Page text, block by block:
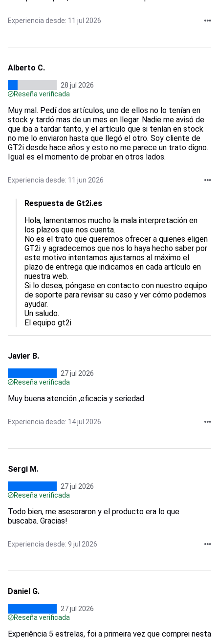
Experiencia desde: 11 jul 2026
Alberto C.
28 jul 2026
Reseña verificada
Muy mal. Pedí dos artículos, uno de ellos no lo tenían en
stock y tardó mas de un mes en llegar. Nadie me avisó de
que iba a tardar tanto, y el artículo que si tenían en stock
no me lo enviaron hasta que llegó el otro. Soy cliente de
GT2i desde hace años y esto no me parece un trato digno.
Igual es el momento de probar en otros lados.
Experiencia desde: 11 jun 2026
Respuesta de Gt2i.es
Hola, lamentamos mucho la mala interpretación en
los plazos que nos cuenta.
No es el trato que queremos ofrecer a quienes eligen
GT2i y agradecemos que nos lo haya hecho saber por
este motivo intentamos ajustarnos al máximo el
plazo de entrega que indicamos en cada artículo en
nuestra web.
Si lo desea, póngase en contacto con nuestro equipo
de soporte para revisar su caso y ver cómo podemos
ayudar.
Un saludo.
El equipo gt2i
Javier B.
27 jul 2026
Reseña verificada
Muy buena atención ,eficacia y seriedad
Experiencia desde: 14 jul 2026
Sergi M.
27 jul 2026
Reseña verificada
Todo bien, me asesoraron y el producto era lo que
buscaba. Gracias!
Experiencia desde: 9 jul 2026
Daniel G.
27 jul 2026
Reseña verificada
Experiência 5 estrelas, foi a primeira vez que comprei nesta